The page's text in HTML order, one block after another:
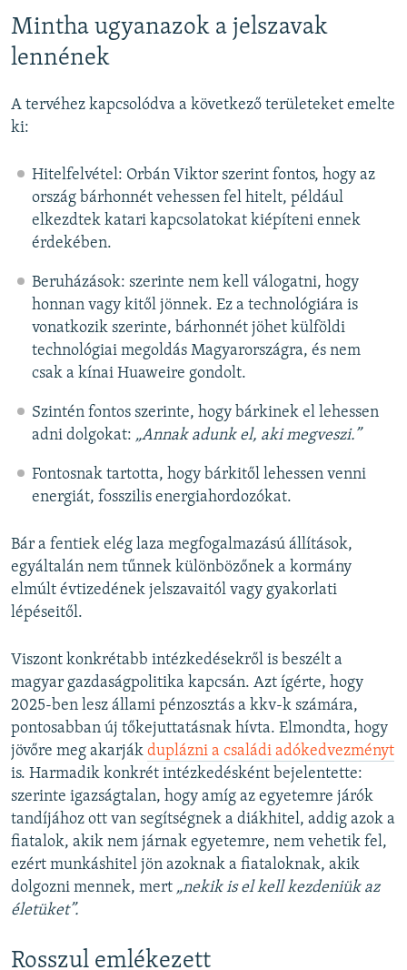
Mintha ugyanazok a jelszavak
lennének
A tervéhez kapcsolódva a következő területeket emelte
ki:
Hitelfelvétel: Orbán Viktor szerint fontos, hogy az
ország bárhonnét vehessen fel hitelt, például
elkezdtek katari kapcsolatokat kiépíteni ennek
érdekében.
Beruházások: szerinte nem kell válogatni, hogy
honnan vagy kitől jönnek. Ez a technológiára is
vonatkozik szerinte, bárhonnét jöhet külföldi
technológiai megoldás Magyarországra, és nem
csak a kínai Huaweire gondolt.
Szintén fontos szerinte, hogy bárkinek el lehessen
adni dolgokat: „Annak adunk el, aki megveszi.”
Fontosnak tartotta, hogy bárkitől lehessen venni
energiát, fosszilis energiahordozókat.
Bár a fentiek elég laza megfogalmazású állítások,
egyáltalán nem tűnnek különbözőnek a kormány
elmúlt évtizedének jelszavaitól vagy gyakorlati
lépéseitől.
Viszont konkrétabb intézkedésekről is beszélt a
magyar gazdaságpolitika kapcsán. Azt ígérte, hogy
2025-ben lesz állami pénzosztás a kkv-k számára,
pontosabban új tőkejuttatásnak hívta. Elmondta, hogy
jövőre meg akarják duplázni a családi adókedvezményt
is. Harmadik konkrét intézkedésként bejelentette:
szerinte igazságtalan, hogy amíg az egyetemre járók
tandíjához ott van segítségnek a diákhitel, addig azok a
fiatalok, akik nem járnak egyetemre, nem vehetik fel,
ezért munkáshitel jön azoknak a fiataloknak, akik
dolgozni mennek, mert „nekik is el kell kezdeniük az
életüket”.
Rosszul emlékezett